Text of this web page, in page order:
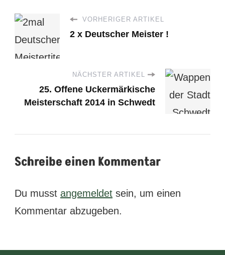
VORHERIGER ARTIKEL
2 x Deutscher Meister !
NÄCHSTER ARTIKEL
25. Offene Uckermärkische
Meisterschaft 2014 in Schwedt
Schreibe einen Kommentar
Du musst angemeldet sein, um einen
Kommentar abzugeben.